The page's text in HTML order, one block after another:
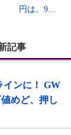
円は、9…
記事
インに！ GW
めど、押し